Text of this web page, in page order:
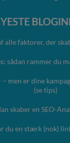
alle faktorer, der
sådan rammer du
men er dine
(se tips)
skaber en SEO-
du en stærk (nok)